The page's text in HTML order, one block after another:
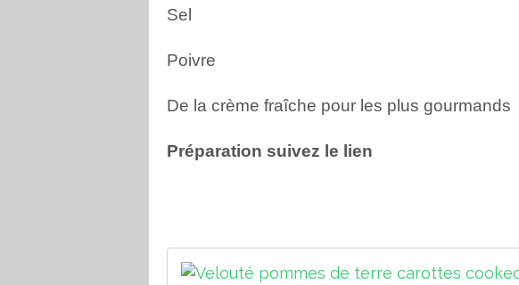
Sel
Poivre
De la crème fraîche pour les plus gourmands
Préparation suivez le lien